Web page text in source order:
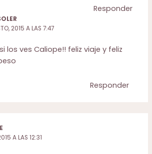
Responder
2015 A LAS 7:47
los ves Caliope!! feliz viaje y feliz
Responder
A LAS 12:31